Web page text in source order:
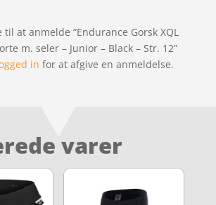
at anmelde “Endurance Gorsk XQL
m. seler – Junior – Black – Str. 12”
in for at afgive en anmeldelse.
varer